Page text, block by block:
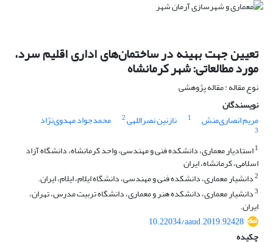
تعیین جهت بهینه در ساختمان‌های اداری اقلیم سرد،
مورد مطالعاتی: شهر کرمانشاه
نوع مقاله : مقاله پژوهشی
نویسندگان
مریم انصاری‌منش
1 نازنین نصراللهی2 محمدجواد مهدوی‌نژاد
3
1استادیار معماری، دانشکده فنی و مهندسی، واحد کرمانشاه، دانشگاه آزاد
اسلامی، کرمانشاه، ایران
2دانشیار معماری، دانشکده فنی ‌و مهندسی، دانشگاه ایلام، ایلام، ایران.
3دانشیار معماری، دانشکده هنر و معماری، دانشگاه تربیت مدرس، تهران،
ایران.
10.22034/aaud.2019.92428
چکیده